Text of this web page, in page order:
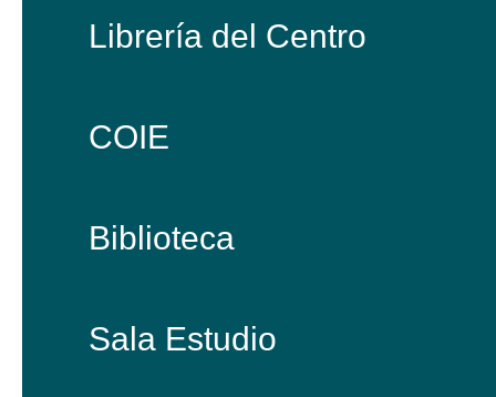
Librería del Centro
COIE
Biblioteca
Sala Estudio